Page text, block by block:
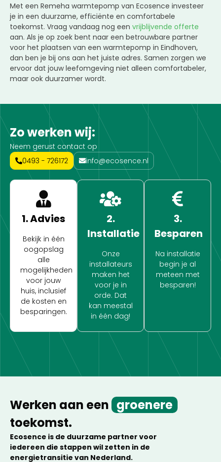
Met een Remeha warmtepomp van Ecosence investeer
je in een duurzame, efficiënte en comfortabele
toekomst. Vraag vandaag nog een vrijblijvende offerte
aan. Als je op zoek bent naar een betrouwbare partner
voor het plaatsen van een warmtepomp in Eindhoven,
dan ben je bij ons aan het juiste adres. Samen zorgen we
ervoor dat jouw leefomgeving niet alleen comfortabeler,
maar ook duurzamer wordt.
Zo werken wij:
Neem gerust contact op
0493 - 726172
info@ecosence.nl
1. Advies
Bekijk in één
oogopslag
alle
mogelijkheden
voor jouw
huis, inclusief
de kosten en
besparingen.
2.
Installatie
Onze
installateurs
maken het
voor je in
orde. Dat
kan meestal
in één dag!
3.
Besparen
Na installatie
begin je al
meteen met
besparen!
Werken aan een groenere
toekomst.
Ecosence is de duurzame partner voor
iedereen die stappen wil zetten in de
energietransitie van Nederland.